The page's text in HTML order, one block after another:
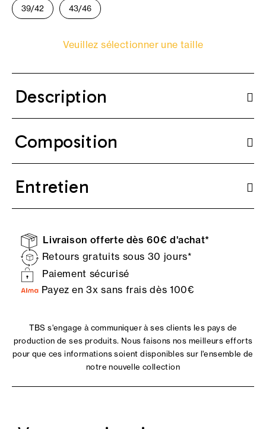
39/42 43/46
Veuillez sélectionner une taille
Description
Composition
Entretien
Livraison offerte dès 60€ d'achat*
Retours gratuits sous 30 jours*
Paiement sécurisé
Payez en 3x sans frais dès 100€
TBS s'engage à communiquer à ses clients les pays de
production de ses produits. Nous faisons nos meilleurs efforts
pour que ces informations soient disponibles sur l'ensemble de
notre nouvelle collection